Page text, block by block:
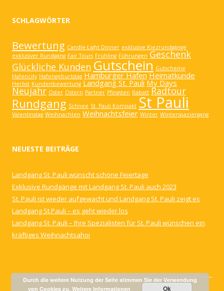
SCHLAGWÖRTER
Bewertung Candle-Light Dinner exklusive Kiezrundgänge
exklusiver Rundgang Fair Tours Frühling Führungen Geschenk
Glückliche Kunden Gutschein Gutscheine
Hafencity Hafengeburtstag Hamburger Hafen Heimatkunde
Herbst Kundenbewertung Landgang St. Pauli My Days
Neujahr Oster Ostern Partner Pfingsten Rabatt Radtour
Rundgang Schnee St. Pauli Kompakt St Pauli
Valentinstag Weihnachten Weihnachtsfeier Winter Winterspaziergang
NEUESTE BEITRÄGE
Landgang St. Pauli wünscht schöne Feiertage
Exklusive Rundgänge mit Landgang St. Pauli auch 2023
St. Pauli ist wieder aufgewacht und Landgang St. Pauli zeigt es
Landgang St.Pauli – es geht wieder los
Landgang St. Pauli – Ihre Spezialisten für St. Pauli wünschen ein
kräftiges Weihnachtsahoi
Durch die weitere Nutzung der Seite stimmen Sie der Verwendung
von Cookies zu.Weitere Informationen Ok